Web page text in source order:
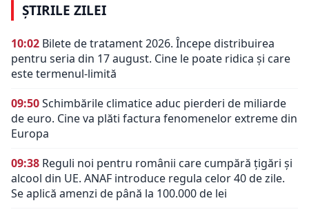
ȘTIRILE ZILEI
10:02 Bilete de tratament 2026. Începe distribuirea
pentru seria din 17 august. Cine le poate ridica și care
este termenul-limită
09:50Schimbările climatice aduc pierderi de miliarde
de euro. Cine va plăti factura fenomenelor extreme din
Europa
09:38 Reguli noi pentru românii care cumpără țigări și
alcool din UE. ANAF introduce regula celor 40 de zile.
Se aplică amenzi de până la 100.000 de lei